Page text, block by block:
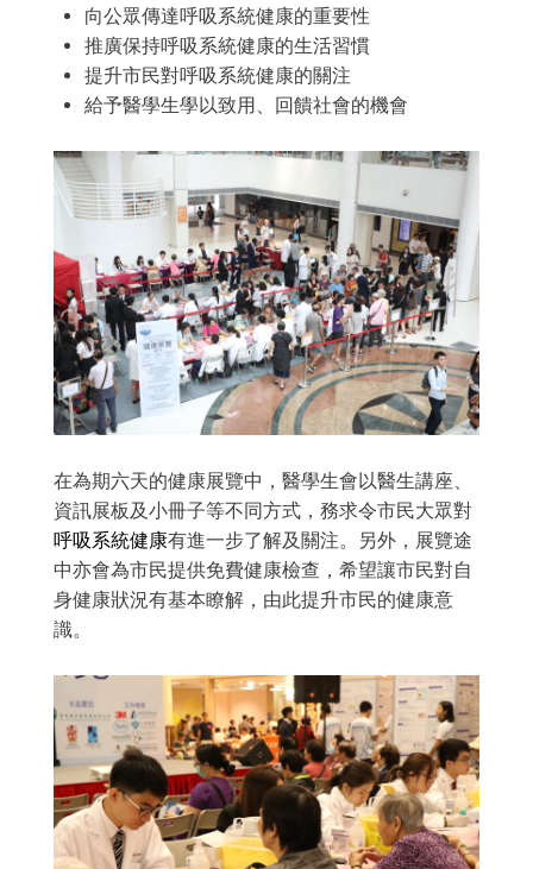
向公眾傳達呼吸系統健康的重要性
推廣保持呼吸系統健康的生活習慣
提升市民對呼吸系統健康的關注
給予醫學生學以致用、回饋社會的機會
在為期六天的健康展覽中，醫學生會以醫生講座、
資訊展板及小冊子等不同方式，務求令市民大眾對
呼吸系統健康有進一步了解及關注。另外，展覽途
中亦會為市民提供免費健康檢查，希望讓市民對自
身健康狀況有基本瞭解，由此提升市民的健康意
識。